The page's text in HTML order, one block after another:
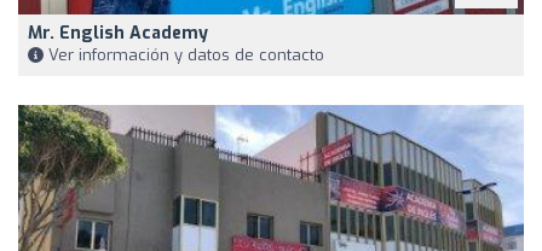
Mr. English Academy
Ver información y datos de contacto